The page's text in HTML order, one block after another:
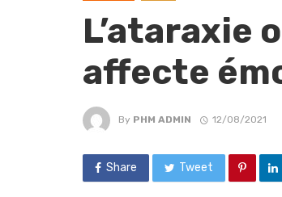
L’ataraxie
affecte
By PHM ADMIN 12/08/2021
Share Tweet